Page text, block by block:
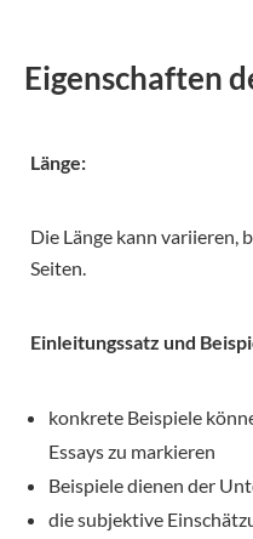
Eigenschaften
Länge:
Die Länge kann variieren,
Seiten.
Einleitungssatz und
konkrete Beispiele
Essays zu markieren
Beispiele dienen der
die subjektive